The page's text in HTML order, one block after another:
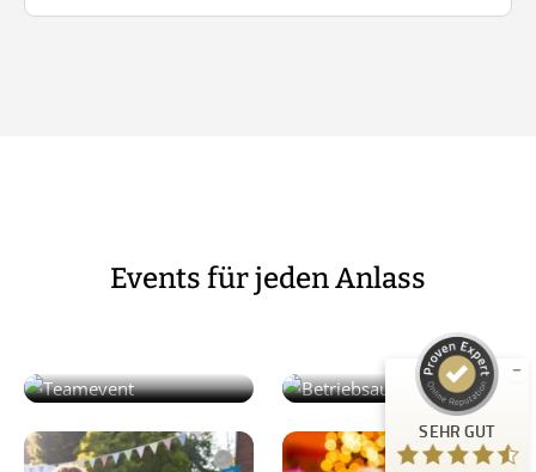
Events für jeden Anlass
Betriebsausflug in
Lübeck
SEHR GUT
Empfehlungen auf
ProvenExpert.com
SEHR GUT
23
Bewertungen auf ProvenExpert.com